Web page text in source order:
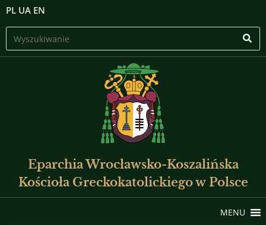
PL UA EN
Eparchia Wrocławsko-Koszalińska
Kościoła Greckokatolickiego w Polsce
MENU